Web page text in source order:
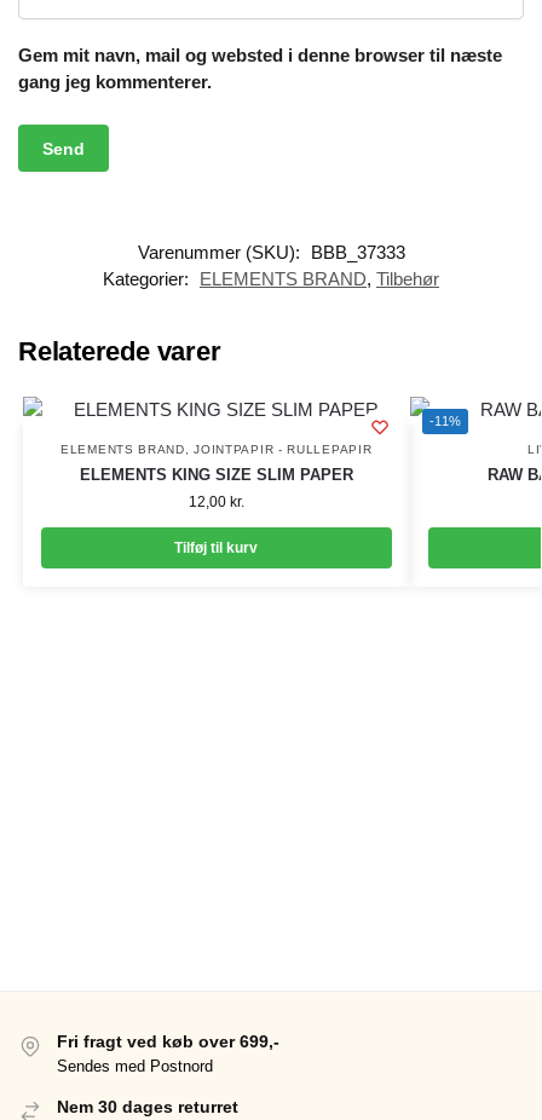
Gem mit navn, mail og websted i denne browser til næste
gang jeg kommenterer.
Varenummer (SKU):
BBB_37333
Kategorier:
ELEMENTS BRAND, Tilbehør
Relaterede varer
ELEMENTS BRAND,JOINTPAPIR - RULLEPAPIR
ELEMENTS KING SIZE SLIM PAPER
12,00 kr.
Tilføj til kurv
-11%
RAW
Fri fragt ved køb over 699,-
Sendes med Postnord
Nem 30 dages returret